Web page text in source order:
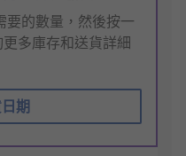
的數量，然後按一
多庫存和送貨詳細
期